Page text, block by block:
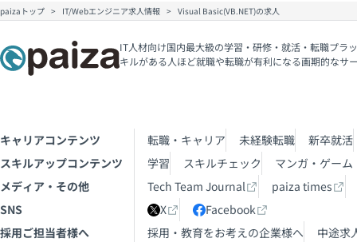
paizaトップ IT/Webエンジニア求人情報 Visual Basic(VB.NET)の求人
IT人材向け国内最大級の学習・研修・就活・転職プラ
キルがある人ほど就職や転職が有利になる画期的なサ
キャリアコンテンツ 転職・キャリア 未経験転職
新卒就活
スキルアップコンテンツ
学習 スキルチェック
マンガ・ゲーム
メディア・その他
Tech Team Journal
paiza times
SNS
X
Facebook
採用ご担当者様へ
採用・教育をお考えの企業様へ
中途求